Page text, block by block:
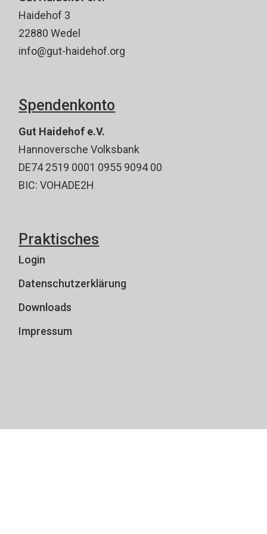
Haidehof 3
22880 Wedel
info@gut-haidehof.org
Spendenkonto
Gut Haidehof e.V.
Hannoversche Volksbank
DE74 2519 0001 0955 9094 00
BIC: VOHADE2H
Praktisches
Login
Datenschutzerklärung
Downloads
Impressum